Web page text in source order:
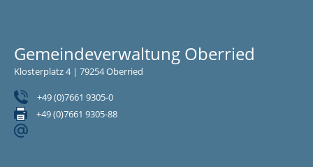
Gemeindeverwaltung Oberried
Klosterplatz 4 | 79254 Oberried
+49 (0)7661 9305-0
+49 (0)7661 9305-88